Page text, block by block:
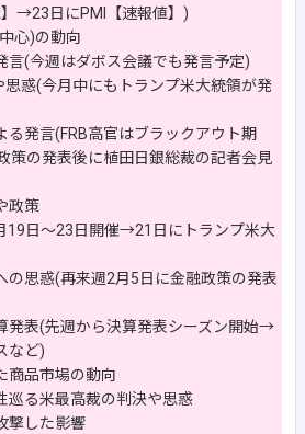
→23日にPMI【速報値】)
心)の動向
言(今週はダボス会議でも発言予定)
思惑(今月中にもトランプ米大統領が発
る発言(FRB高官はブラックアウト期
策の発表後に植田日銀総裁の記者会見
政策
19日～23日開催→21日にトランプ米大
の思惑(再来週2月5日に金融政策の発表
発表(先週から決算発表シーズン開始→
など)
商品市場の動向
巡る米最高裁の判決や思惑
撃した影響